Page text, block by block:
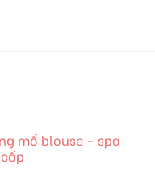
mổ blouse - spa